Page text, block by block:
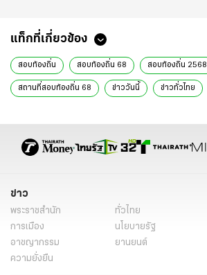
แท็กที่เกี่ยวข้อง
สอบท้องถิ่น สอบท้องถิ่น 68 สอบท้องถิ่น 2568
สถานที่สอบท้องถิ่น 68 ข่าววันนี้ ข่าวทั่วไทย
ข่าว
พระราชสำนัก ทั่วไทย
การเมือง
นโยบายรัฐ
อาชญากรรม
ยานยนต์
ความยั่งยืน